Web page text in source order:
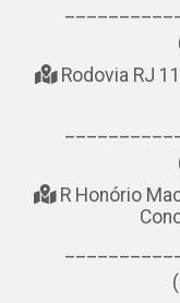
Rodovia RJ
R Honório